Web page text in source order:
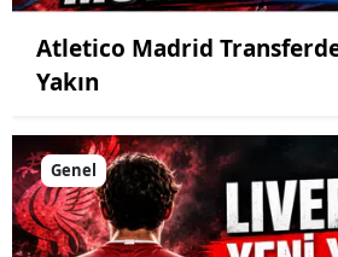
Atletico Madrid
Yakın
Genel